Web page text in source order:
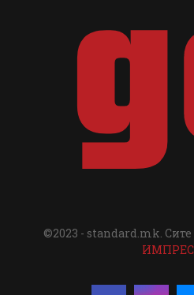
©2023 - standard.mk.